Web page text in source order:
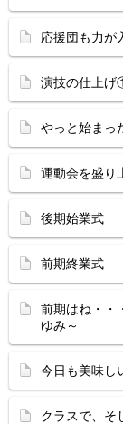
応援団も力が
演技の仕上
やっと始まっ
運動会を盛
後期始業式
前期終業式
前期はね・・
ゆみ～
今日も美味し
クラスで、